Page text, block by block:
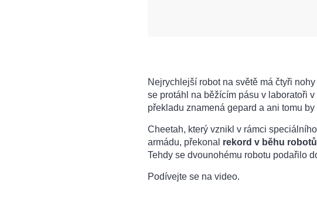
Nejrychlejší robot na světě má čtyři
se protáhl na běžícím pásu v laboratoři v
překladu znamená gepard a ani tomu
Cheetah, který vznikl v rámci
armádu, překonal rekord v běhu robotů
Tehdy se dvounohému robotu podařilo
Podívejte se na video.